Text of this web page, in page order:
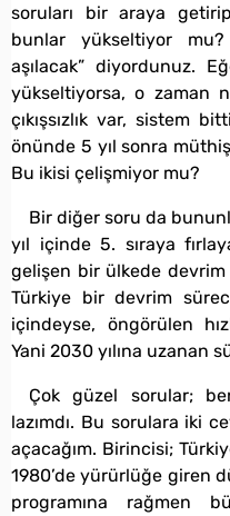
soruları bir araya
bunlar yükseltiyor
aşılacak” diyordunuz.
yükseltiyorsa, o zaman
çıkışsızlık var, sistem
önünde 5 yıl sonra
Bu ikisi çelişmiyor mu?
Bir diğer soru da
yıl içinde 5. sıraya
gelişen bir ülkede devrim
Türkiye bir devrim
içindeyse, öngörülen
Yani 2030 yılına uzanan
Çok güzel sorular;
lazımdı. Bu sorulara iki
açacağım. Birincisi;
1980’de yürürlüğe giren
programına rağmen